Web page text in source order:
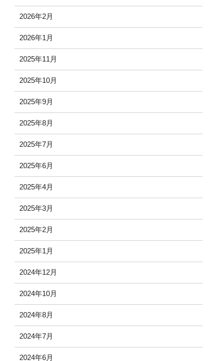
2026年2月
2026年1月
2025年11月
2025年10月
2025年9月
2025年8月
2025年7月
2025年6月
2025年4月
2025年3月
2025年2月
2025年1月
2024年12月
2024年10月
2024年8月
2024年7月
2024年6月